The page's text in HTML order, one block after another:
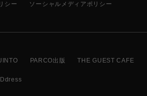
シー ソーシャルメディアポリシー
PARCO出版 THE GUEST CAFE